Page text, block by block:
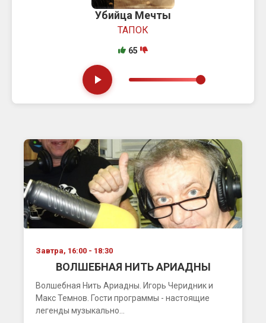
Убийца Мечты
ТАПОК
65
Завтра, 16:00 - 18:30
ВОЛШЕБНАЯ НИТЬ АРИАДНЫ
Волшебная Нить Ариадны. Игорь Черидник и
Макс Темнов. Гости программы - настоящие
легенды музыкально...